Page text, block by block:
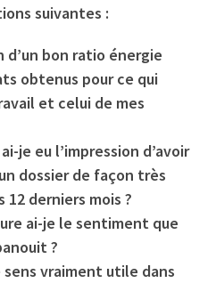
suivantes :
d’un bon ratio énergie
obtenus pour ce qui
et celui de mes
je eu l’impression d’avoir
dossier de façon très
derniers mois ?
ai-je le sentiment que
?
sens vraiment utile dans